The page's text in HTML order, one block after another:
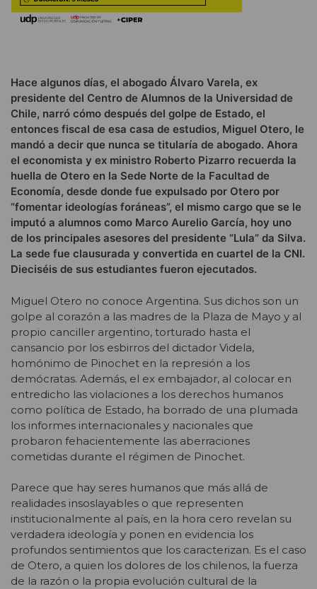
Hace algunos días, el abogado Álvaro Varela, ex
presidente del Centro de Alumnos de la Universidad de
Chile, narró cómo después del golpe de Estado, el
entonces fiscal de esa casa de estudios, Miguel Otero, le
mandó a decir que nunca se titularía de abogado. Ahora
el economista y ex ministro Roberto Pizarro recuerda la
huella de Otero en la Sede Norte de la Facultad de
Economía, desde donde fue expulsado por Otero por
“fomentar ideologías foráneas”, el mismo cargo que se le
imputó a alumnos como Marco Aurelio García, hoy uno
de los principales asesores del presidente “Lula” da Silva.
La sede fue clausurada y convertida en cuartel de la CNI.
Dieciséis de sus estudiantes fueron ejecutados.
Miguel Otero no conoce Argentina. Sus dichos son un
golpe al corazón a las madres de la Plaza de Mayo y al
propio canciller argentino, torturado hasta el
cansancio por los esbirros del dictador Videla,
homónimo de Pinochet en la represión a los
demócratas. Además, el ex embajador, al colocar en
entredicho las violaciones a los derechos humanos
como política de Estado, ha borrado de una plumada
los informes internacionales y nacionales que
probaron fehacientemente las aberraciones
cometidas durante el régimen de Pinochet.
Parece que hay seres humanos que más allá de
realidades insoslayables o que representen
institucionalmente al país, en la hora cero revelan su
verdadera ideología y ponen en evidencia los
profundos sentimientos que los caracterizan. Es el caso
de Otero, a quien los dolores de los chilenos, la fuerza
de la razón o la propia evolución cultural de la